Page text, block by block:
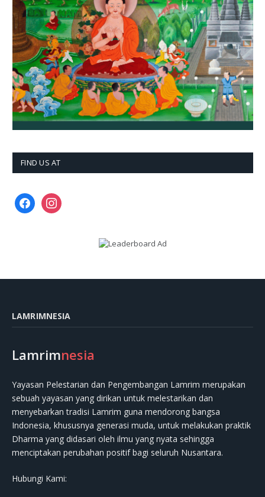
FIND US AT
facebookinstagram
LAMRIMNESIA
Lamrimnesia
Yayasan Pelestarian dan Pengembangan Lamrim merupakan
sebuah yayasan yang dirikan untuk melestarikan dan
menyebarkan tradisi Lamrim guna mendorong bangsa
Indonesia, khususnya generasi muda, untuk melakukan praktik
Dharma yang didasari oleh ilmu yang nyata sehingga
menciptakan perubahan positif bagi seluruh Nusantara.
Hubungi Kami: